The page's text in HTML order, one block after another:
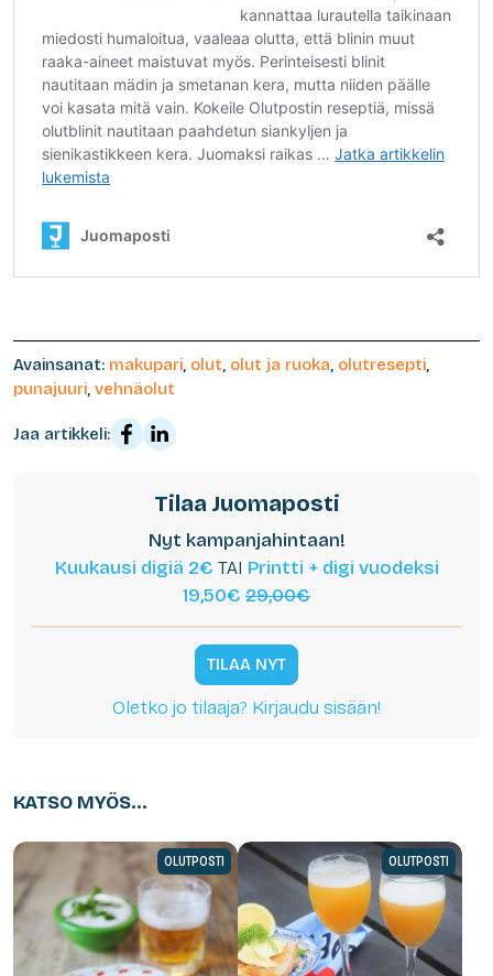
Avainsanat: makupari, olut, olut ja ruoka, olutresepti,
punajuuri, vehnäolut
Jaa artikkeli:
Tilaa Juomaposti
Nyt kampanjahintaan!
Kuukausi digiä 2€ TAI Printti + digi vuodeksi
19,50€ 29,00€
TILAA NYT
Oletko jo tilaaja? Kirjaudu sisään!
KATSO MYÖS...
OLUTPOSTI OLUTPOSTI